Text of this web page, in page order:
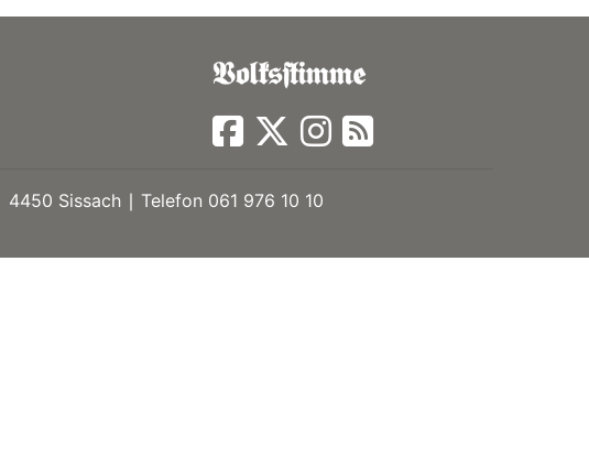
Sissach ∣ Telefon 061 976 10 10